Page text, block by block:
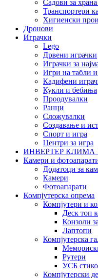
Садови за
Транспортери
Хигиенски
Дронови
Играчки
Lego
Дрвени играчки
Играчки за
Игри на табли
Кадифени
Кукли и бебиња
Проодувалки
Ранци
Сложувалки
Создавање и
Спорт и игра
Центри за игра
ИНВЕРТЕР КЛИМА
Камери и
Додатоци за
Камери
Фотоапарати
Компјутерска опрема
Компјутери и
Деск топ
Конзоли
Лаптопи
Компјутерска
Рутери
УСБ
Компјутерски